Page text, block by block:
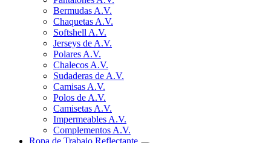
Bermudas A.V.
Chaquetas A.V.
Softshell A.V.
Jerseys de A.V.
Polares A.V.
Chalecos A.V.
Sudaderas de A.V.
Camisas A.V.
Polos de A.V.
Camisetas A.V.
Impermeables A.V.
Complementos A.V.
Ropa de Trabajo Reflectante